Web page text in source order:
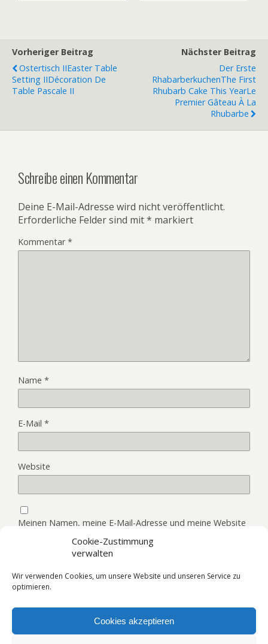
Cookie-Zustimmung
verwalten
Wir verwenden Cookies, um unsere Website und unseren Service zu
optimieren.
Cookies akzeptieren
Vorheriger Beitrag
Ostertisch IIEaster Table
Setting IIDécoration De
Table Pascale II
Nächster Beitrag
Der Erste
RhabarberkuchenThe First
Rhubarb Cake This YearLe
Premier Gâteau À La
Rhubarbe
Schreibe einen Kommentar
Deine E-Mail-Adresse wird nicht veröffentlicht.
Erforderliche Felder sind mit* markiert
Kommentar*
Name *
E-Mail *
Website
Meinen Namen, meine E-Mail-Adresse und meine Website
Zum Seitenanfang